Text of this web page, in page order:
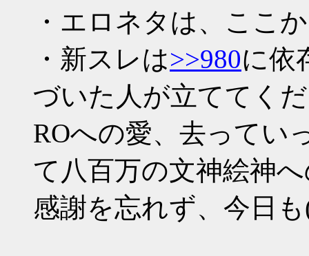
・エロネタは、ここ
・新スレは>>980に依
づいた人が立ててく
ROへの愛、去ってい
て八百万の文神絵神
感謝を忘れず、今日